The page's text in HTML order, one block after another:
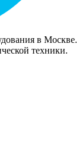
в Москве.
техники.